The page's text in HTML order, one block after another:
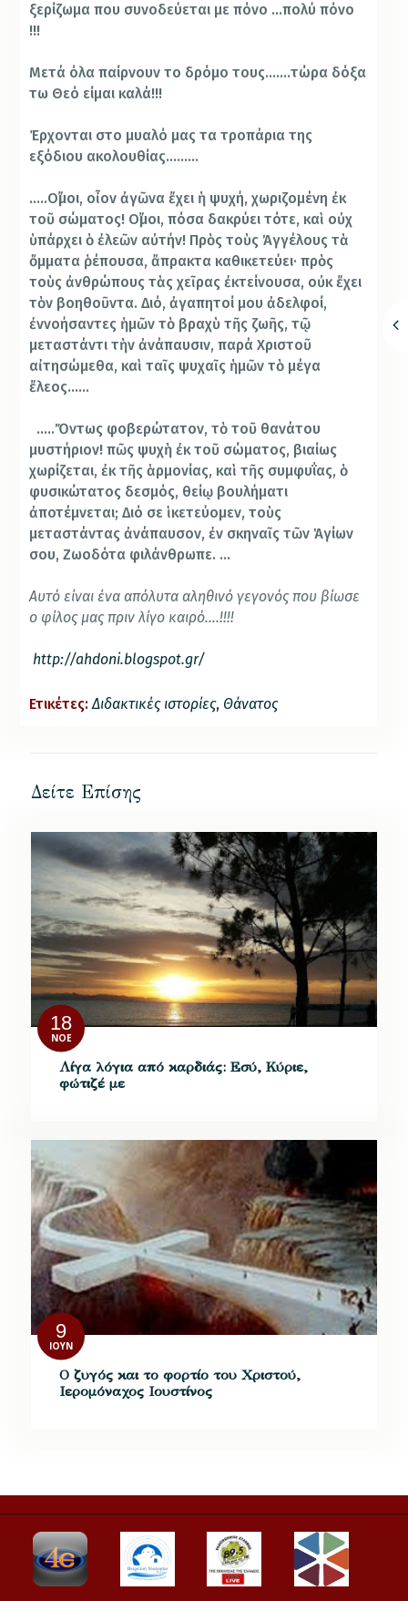
ξερίζωμα που συνοδεύεται με πόνο …πολύ πόνο
!!!
Μετά όλα παίρνουν το δρόμο τους…….τώρα δόξα
τω Θεό είμαι καλά!!!
Έρχονται στο μυαλό μας τα τροπάρια της
εξόδιου ακολουθίας………
…..Οἴμοι, οἶον ἀγῶνα ἔχει ἡ ψυχή, χωριζομένη ἐκ
τοῦ σώματος! Οἴμοι, πόσα δακρύει τότε, καὶ οὐχ
ὑπάρχει ὁ ἐλεῶν αὐτήν! Πρὸς τοὺς Ἀγγέλους τὰ
ὄμματα ῥέπουσα, ἄπρακτα καθικετεύει· πρὸς
τοὺς ἀνθρώπους τὰς χεῖρας ἐκτείνουσα, οὐκ ἔχει
τὸν βοηθοῦντα. Διό, ἀγαπητοί μου ἀδελφοί,
ἐννοήσαντες ἡμῶν τὸ βραχὺ τῆς ζωῆς, τῷ
μεταστάντι τὴν ἀνάπαυσιν, παρά Χριστοῦ
αἰτησώμεθα, καὶ ταῖς ψυχαῖς ἡμῶν τὸ μέγα
ἔλεος……
…..Ὄντως φοβερώτατον, τὸ τοῦ θανάτου
μυστήριον! πῶς ψυχὴ ἐκ τοῦ σώματος, βιαίως
χωρίζεται, ἐκ τῆς ἁρμονίας, καὶ τῆς συμφυΐας, ὁ
φυσικώτατος δεσμός, θείῳ βουλήματι
ἀποτέμνεται; Διό σε ἱκετεύομεν, τοὺς
μεταστάντας ἀνάπαυσον, ἐν σκηναῖς τῶν Ἁγίων
σου, Ζωοδότα φιλάνθρωπε. …
Αυτό είναι ένα απόλυτα αληθινό γεγονός που βίωσε
ο φίλος μας πριν λίγο καιρό….!!!!
http://ahdoni.blogspot.gr/
Ετικέτες: Διδακτικές ιστορίες, Θάνατος
Δείτε Επίσης
18
ΝΟΈ
Λίγα λόγια από καρδιάς: Εσύ, Κύριε,
φώτιζέ με
9
ΙΟΎΝ
Ο ζυγός και το φορτίο του Χριστού,
Ιερομόναχος Ιουστίνος